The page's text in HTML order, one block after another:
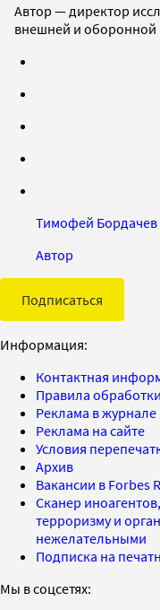
Автор — директор
внешней и оборонной
Тимофей Бордачев
Автор
Подписаться
Информация:
Контактная
Правила обработки
Реклама в журнале
Реклама на сайте
Условия
Архив
Вакансии в Forbes
Сканер
терроризму и
нежелательными
Подписка на
Мы в соцсетях: